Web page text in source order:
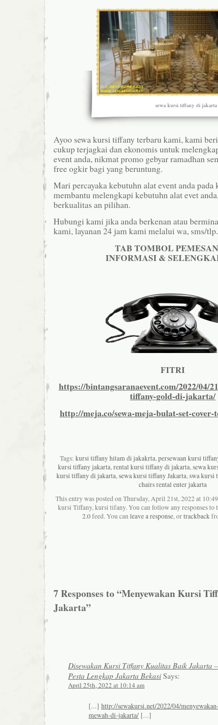
sewa kursi tiffany di jakarta
Ayoo sewa kursi tiffany terbaru kami, kami
cukup terjagkai dan ekonomis untuk
event anda, nikmat promo gebyar ramadhan
free ogkir bagi yang beruntung.
Mari percayaka kebutuhn alat event anda
membantu melengkapi kebutuhn alat evet
berkualitas an pilihan.
Hubungi kami jika anda berkenan atau
kami, layanan 24 jam kami melalui wa, sms/tlp.
TAB TOMBOL
INFORMASI &
FITRI
https://bintangsaranaevent.com/2022/04/
tiffany-gold-di-jakarta/
http://meja.co/sewa-meja-bulat-set-
Tags: kursi tiffany hitam di jakakrta,persewaan kursi
kursi tiffany jakarta,rental kursi tiffany di jakarta,sewa
kursi tiffany di jakarta,sewa kursi tiffany Jakarta,swa kursi
chairs rental enter jakarta
This entry was posted on Thursday, April 21st, 2022 at
kursi Tiffany, kursi tifany. You can follow any responses
2.0feed. You canleave a response, ortrackback
7 Responses to “Menyewakan Kursi
Jakarta”
Disewakan Kursi Tiffany Kualitas Baik Jakarta
Pesta Lengkap Jakarta BekasiSays:
April 25th, 2022 at 10:14 am
[...] http://sewakursi.net/2022/04/
mewah-di-jakarta/ [...]